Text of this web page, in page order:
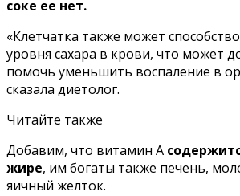
соке ее нет.
«Клетчатка также может
уровня сахара в крови, что может
помочь уменьшить воспаление в
сказала диетолог.
Читайте также
Добавим, что витамин А
жире, им богаты также печень,
яичный желток.